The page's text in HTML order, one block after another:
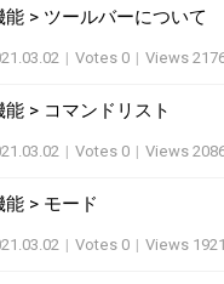
能 > ツールバーについて
| Votes 0 | Views
能 > コマンドリスト
| Votes 0 | Views
能 > モード
| Votes 0 | Views 1921